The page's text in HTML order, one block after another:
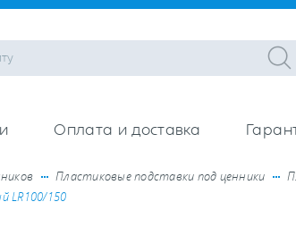
Оплата и доставка
Пластиковые подставки под ценники
LR100/150